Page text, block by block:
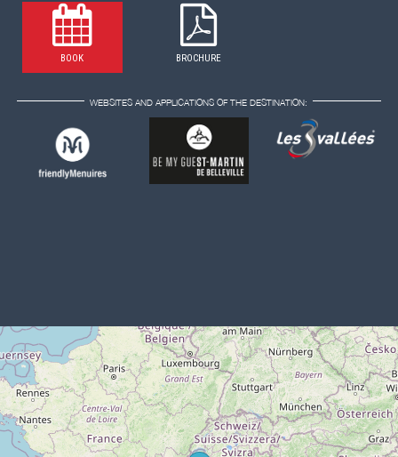
BOOK BROCHURE
WEBSITES AND APPLICATIONS OF THE DESTINATION: